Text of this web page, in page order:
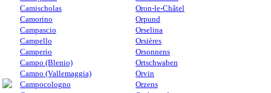
Camischolas
Camorino
Campascio
Campello
Camperio
Campo (Blenio)
Campo (Vallemaggia)
Campocologno
Oron-le-Châtel
Orpund
Orselina
Orsières
Orsonnens
Ortschwaben
Orvin
Orzens